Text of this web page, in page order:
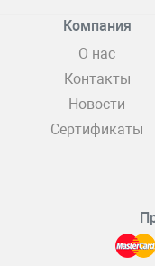
Компания
О нас
Контакты
Новости
Сертификаты